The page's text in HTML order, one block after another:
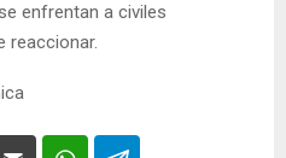
enfrentan a civiles
reaccionar.